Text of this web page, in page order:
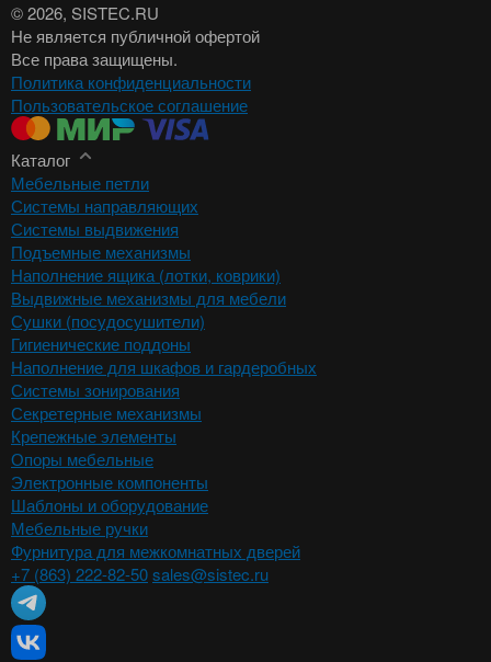
© 2026, SISTEC.RU
Не является публичной офертой
Все права защищены.
Политика конфиденциальности
Пользовательское соглашение
Каталог
Мебельные петли
Системы направляющих
Системы выдвижения
Подъемные механизмы
Наполнение ящика (лотки, коврики)
Выдвижные механизмы для мебели
Сушки (посудосушители)
Гигиенические поддоны
Наполнение для шкафов и гардеробных
Системы зонирования
Секретерные механизмы
Крепежные элементы
Опоры мебельные
Электронные компоненты
Шаблоны и оборудование
Мебельные ручки
Фурнитура для межкомнатных дверей
+7 (863) 222-82-50sales@sistec.ru